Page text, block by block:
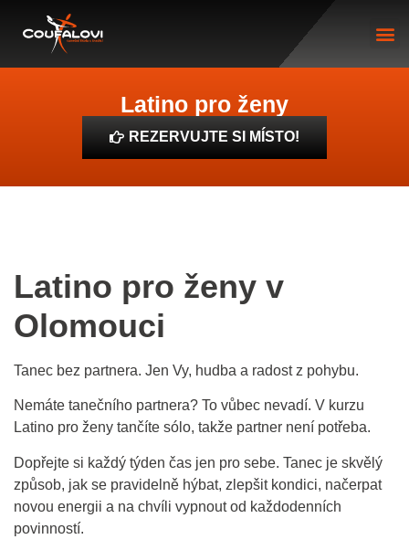
Latino pro ženy
REZERVUJTE SI MÍSTO!
Latino pro ženy v
Olomouci
Tanec bez partnera. Jen Vy, hudba a radost z pohybu.
Nemáte tanečního partnera? To vůbec nevadí. V kurzu
Latino pro ženy tančíte sólo, takže partner není potřeba.
Dopřejte si každý týden čas jen pro sebe. Tanec je skvělý
způsob, jak se pravidelně hýbat, zlepšit kondici, načerpat
novou energii a na chvíli vypnout od každodenních
povinností.